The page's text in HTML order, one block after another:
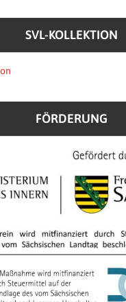
SVL-KOLLEKTION
FÖRDERUNG